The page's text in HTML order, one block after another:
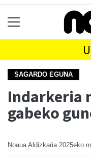
SAGARDO EGUNA
Indarkeria
gabeko
Noaua Aldizkaria 2025eko